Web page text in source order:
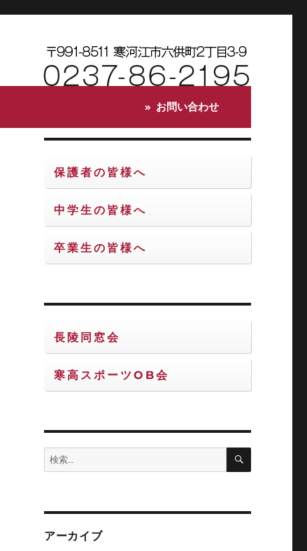
お問い合わせ
保護者の皆様へ
中学生の皆様へ
卒業生の皆様へ
長陵同窓会
寒高スポーツOB会
検
索:
検
アーカイブ